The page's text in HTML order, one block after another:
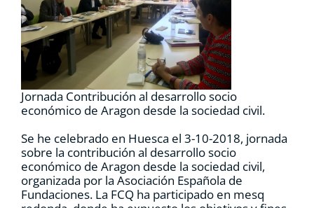
RECURSOS
NOTICIAS
CONTACTO
CARRITO
Jornada Contribución al desarrollo socio
económico de Aragon desde la sociedad civil.
Se he celebrado en Huesca el 3-10-2018, jornada
sobre la contribución al desarrollo socio
económico de Aragon desde la sociedad civil,
organizada por la Asociación Española de
Fundaciones. La FCQ ha participado en mesq